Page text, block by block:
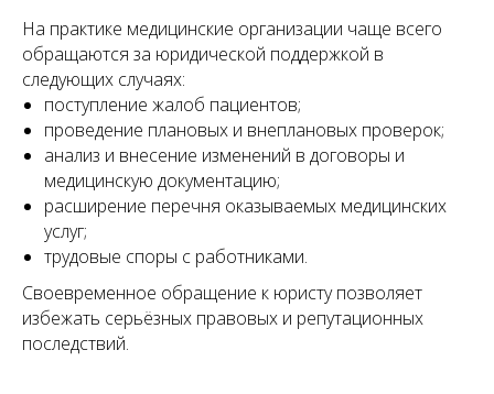
На практике медицинские организации чаще всего
обращаются за юридической поддержкой в
следующих случаях:
поступление жалоб пациентов;
проведение плановых и внеплановых проверок;
анализ и внесение изменений в договоры и
медицинскую документацию;
расширение перечня оказываемых медицинских
услуг;
трудовые споры с работниками.
Своевременное обращение к юристу позволяет
избежать серьёзных правовых и репутационных
последствий.
Чимбирева Алина
Руководитель Melegal
+7
Я согласен(на) на обработку персональных
данных в соответствии с Согласием
на обработку персональных данных
иПолитикой в отношении обработки